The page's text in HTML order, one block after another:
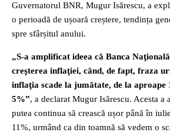
Guvernatorul BNR, Mugur Isărescu, a
o perioadă de ușoară creștere, tendința
spre sfârșitul anului.
„S-a amplificat ideea că Banca
creşterea inflaţiei, când, de fapt, fraza
inflaţia scade la jumătate, de la
5%”, a declarat Mugur Isărescu. Acesta a
putea continua să crească ușor până în
11%, urmând ca din toamnă să vedem o